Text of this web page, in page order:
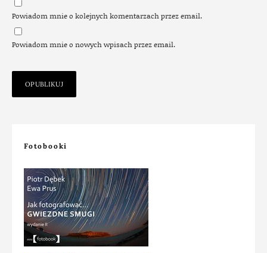
Powiadom mnie o kolejnych komentarzach przez email.
Powiadom mnie o nowych wpisach przez email.
Fotobooki